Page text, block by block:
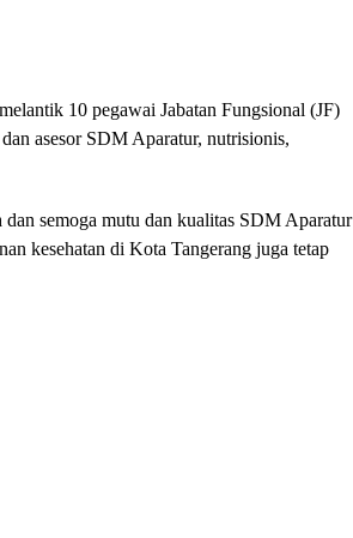
10 pegawai Jabatan Fungsional (JF)
asesor SDM Aparatur, nutrisionis,
dan semoga mutu dan kualitas SDM Aparatur
kesehatan di Kota Tangerang juga tetap